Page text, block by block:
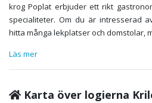
krog Poplat erbjuder ett rikt
specialiteter. Om du är intresserad
hitta många lekplatser och domstolar,
Läs mer
Karta över logierna